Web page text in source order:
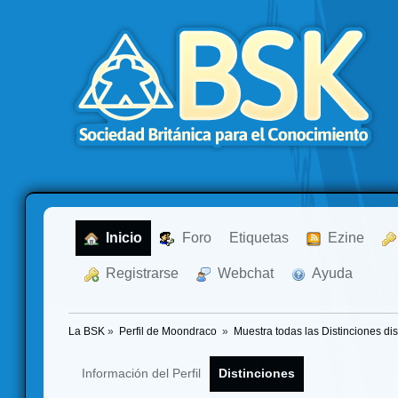
Inicio Foro Etiquetas Ezine
Registrarse Webchat Ayuda
La BSK » Perfil de Moondraco » Muestra todas las Distinciones
Información del Perfil Distinciones